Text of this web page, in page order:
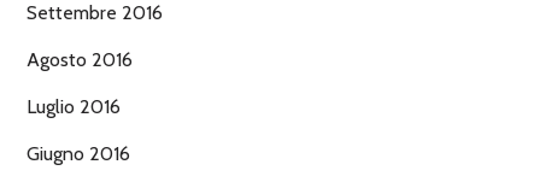
Settembre 2016
Agosto 2016
Luglio 2016
Giugno 2016